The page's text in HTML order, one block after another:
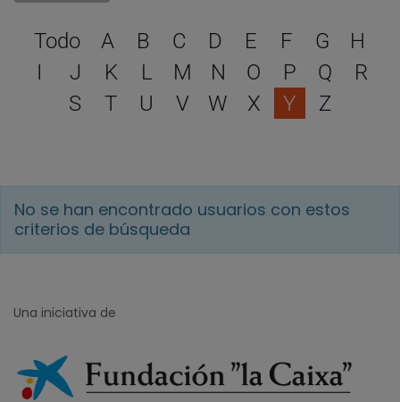
Selecciona una letra
Todo A B C D E F G
H
I
J K L M N O P Q
R
S
T U V W X Y Z
No se han encontrado usuarios con estos
criterios de búsqueda
Una iniciativa de